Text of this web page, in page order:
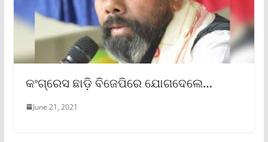
କଂଗ୍ରେସ ଛାଡ଼ି ବିଜେପିରେ ଯୋଗଦେଲେ…
June 21, 2021